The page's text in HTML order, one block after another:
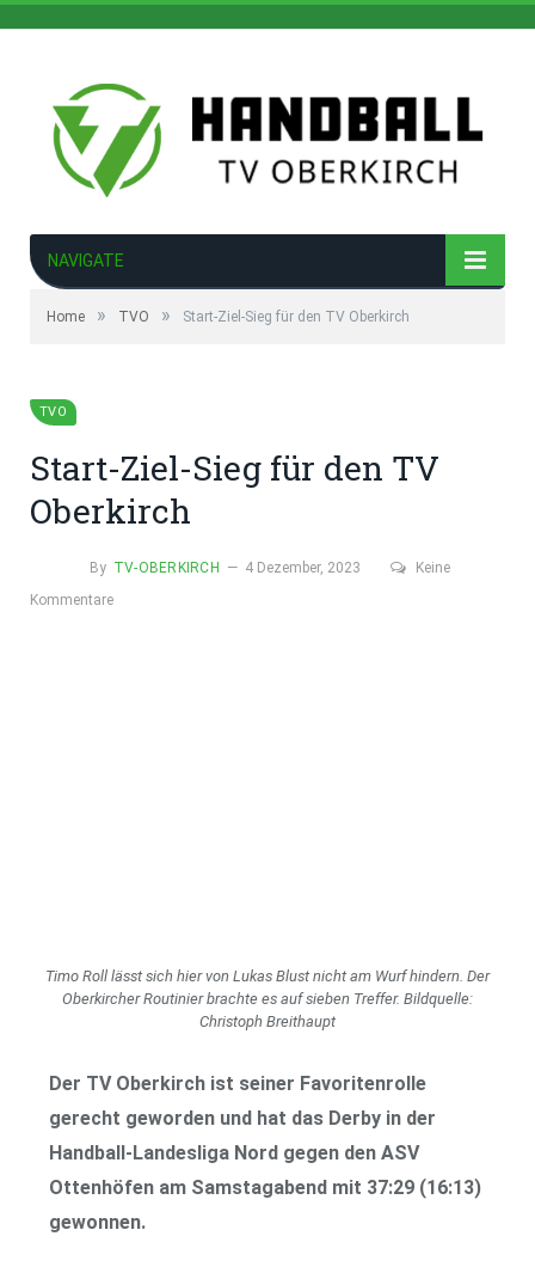
NAVIGATE
Home » TVO » Start-Ziel-Sieg für den TV Oberkirch
TVO
Start-Ziel-Sieg für den TV
Oberkirch
By TV-OBERKIRCH 4 Dezember, 2023
Keine
Kommentare
Timo Roll lässt sich hier von Lukas Blust nicht am Wurf hindern. Der
Oberkircher Routinier brachte­ es auf sieben Treffer. Bildquelle:
Christoph Breithaupt
Der TV Oberkirch ist seiner Favoritenrolle
gerecht geworden und hat das Derby in der
Handball-Landesliga Nord gegen den ASV
Ottenhöfen am Samstagabend mit 37:29 (16:13)
gewonnen.